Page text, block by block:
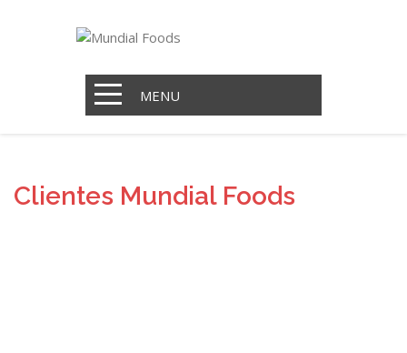
MENU
Clientes Mundial Foods